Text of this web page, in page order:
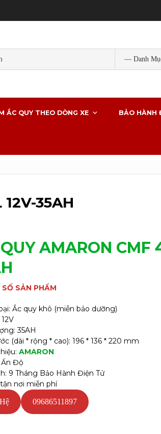
ẮC QUY THEO DÒNG XE BẢO HÀNH
35AH
AMARON CMF
SẢN PHẨM
Ắc quy khô (miễn bảo dưỡng)
35AH
(dài * rộng * cao): 196 * 136 * 220 mm
AMARON
Ấn Độ
9 Tháng Bảo Hành Điện Tử
nơi miễn phí
09686511897